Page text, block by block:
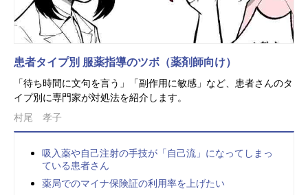
患者タイプ別 服薬指導のツボ（薬剤師向け）
「待ち時間に文句を言う」「副作用に敏感」など、患者さんのタ
イプ別に専門家が対処法を紹介します。
村尾 孝子
吸入薬や自己注射の手技が「自己流」になってしまっ
ている患者さん
薬局でのマイナ保険証の利用率を上げたい